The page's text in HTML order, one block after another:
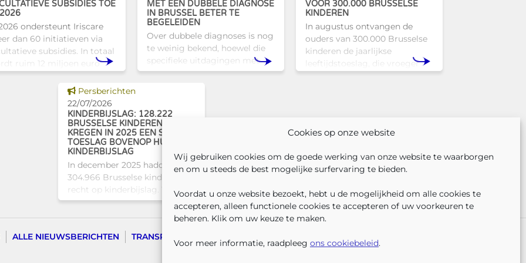
Cookies op onze website
Wij gebruiken cookies om de goede werking van onze website te waarborgen
en om u steeds de best mogelijke surfervaring te bieden.
Voordat u onze website bezoekt, hebt u de mogelijkheid om alle cookies te
accepteren, alleen functionele cookies te accepteren of uw voorkeuren te
beheren. Klik om uw keuze te maken.
Voor meer informatie, raadpleeg ons cookiebeleid.
SUBSIDIES TOE
ondersteunt Iriscare
dan 60 initiatieven via
subsidies. In totaal
ruim 12 miljoen euro
actoren die actief
op het vlak van gezondhe
MET EEN DUBBELE DIAGNOSE
IN BRUSSEL BETER TE
BEGELEIDEN
Over dubbele diagnoses is nog
te weinig bekend, hoewel die
specifieke uitdagingen met
zich meebrengen voor zowel
een concrete oplossing in
VOOR 300.000 BRUSSELSE
KINDEREN
In augustus ontvangen de
ouders van 300.000 Brusselse
kinderen de jaarlijkse
leeftijdstoeslag, die vroeger
Dit nieuws tonen
Persberichten
22/07/2026
KINDERBIJSLAG: 128.222
BRUSSELSE KINDEREN
KREGEN IN 2025 EEN SOCIALE
TOESLAG BOVENOP HUN
KINDERBIJSLAG
In december 2025 hadden
304.966 Brusselse kinderen
recht op kinderbijslag. Van hen
ontvingen 128.222 kinderen
ook een sociale toeslag boven
komt overeen met 42,04% van
ALLE NIEUWSBERICHTEN TRANSPARANTIE